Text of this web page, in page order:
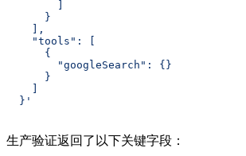
      }
    ],
    "tools": [
      {
        "googleSearch": {}
      }
  }'
生产验证返回了以下关键字段：